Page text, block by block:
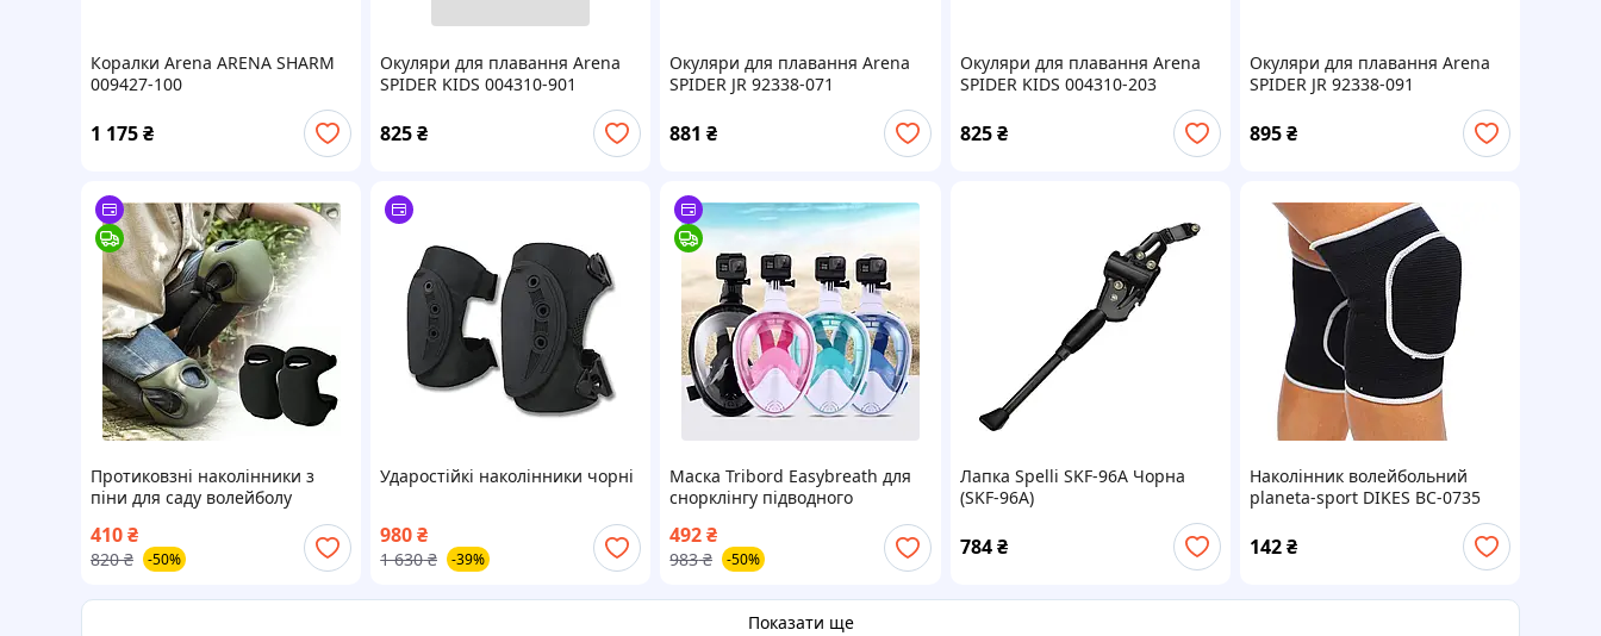
Коралки Arena ARENA SHARM
009427-100
1 175₴
Окуляри для плавання Arena
SPIDER KIDS 004310-901
825₴
Окуляри для плавання Arena
SPIDER JR 92338-071
881 ₴
Окуляри для плавання Arena
SPIDER KIDS 004310-203
825 ₴
Окуляри для плавання Arena
SPIDER JR 92338-091
895₴
Протиковзні наколінники з
піни для саду волейболу
будівельних робіт комфортний
захист колін
410₴
820 ₴ -50%
Ударостійкі наколінники чорні
980₴
1 630 ₴ -39%
Маска Tribord Easybreath для
снорклінгу підводного
оглядом 180 градусів
492₴
983 ₴ -50%
Лапка Spelli SKF-96A Чорна
(SKF-96A)
784 ₴
Наколінник волейбольний
planeta-sport DIKES ВС-0735
дитячий безрозмірний Чорний
2 шт.
142₴
Показати ще